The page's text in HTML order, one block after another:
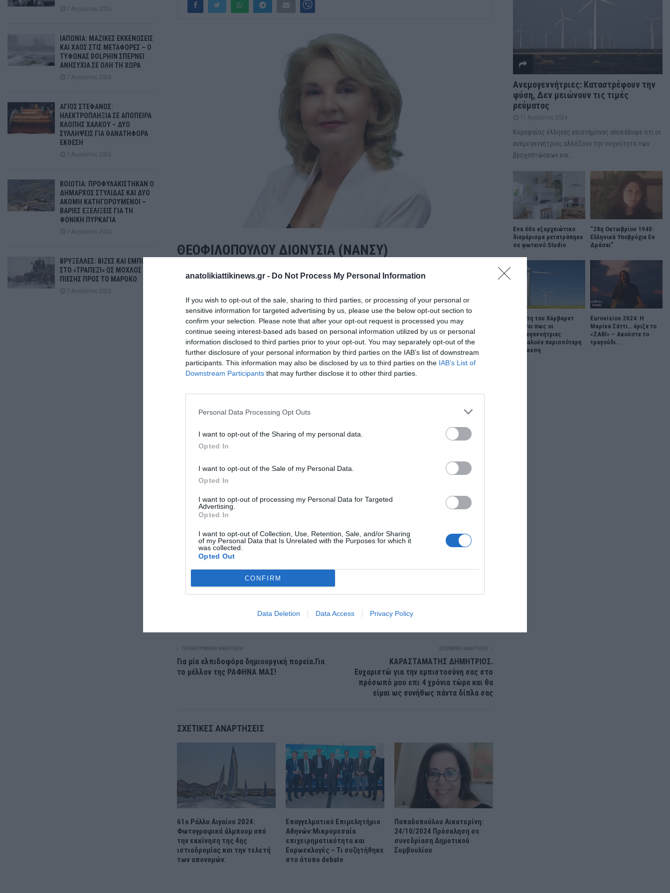
anatolikiattikinews.gr - Do Not Process My Personal Information
If you wish to opt-out of the sale, sharing to third parties, or processing of your personal or
sensitive information for targeted advertising by us, please use the below opt-out section to
confirm your selection. Please note that after your opt-out request is processed you may
continue seeing interest-based ads based on personal information utilized by us or personal
information disclosed to third parties prior to your opt-out. You may separately opt-out of the
further disclosure of your personal information by third parties on the IAB’s list of downstream
participants. This information may also be disclosed by us to third parties on the IAB’s List of
Downstream Participants that may further disclose it to other third parties.
Personal Data Processing Opt Outs
I want to opt-out of the Sharing of my personal data.
Opted In
I want to opt-out of the Sale of my Personal Data.
Opted In
I want to opt-out of processing my Personal Data for Targeted
Advertising.
Opted In
I want to opt-out of Collection, Use, Retention, Sale, and/or Sharing
of my Personal Data that Is Unrelated with the Purposes for which it
was collected.
Opted Out
CONFIRM
Data Deletion Data Access Privacy Policy
ΘΕΟΦΙΛΟΠΟΥΛΟΥ ΔΙΟΝΥΣΙΑ (ΝΑΝΣΥ)
40 χρόνια μόνιμος κάτοικος Ραφήνας
Πρώην υποψήφια βουλευτής Περιφέρειας Αττικής
Επιχειρηματίας
Ασφαλιστικός σύμβουλος
Μέλος σε διάφορες γυναικείες οργανώσεις
Η απόλυτη γυναικεία επιλογή
Η δική σου φωνή
Υποψήφια δημοτική σύμβουλος
ΠΡΟΗΓΟΎΜΕΝΗ ΑΝΆΡΤΗΣΗ
Για μία ελπιδοφόρα δημιουργική πορεία.Για
το μέλλον της ΡΑΦΗΝΑ ΜΑΣ!
ΕΠΌΜΕΝΗ ΑΝΆΡΤΗΣΗ
ΚΑΡΑΣΤΑΜΑΤΗΣ ΔΗΜΗΤΡΙΟΣ.
Ευχαριστώ για την εμπιστοσύνη σας στο
πρόσωπό μου επι 4 χρόνια τώρα και θα
είμαι ως συνήθως πάντα δίπλα σας
ΣΧΕΤΙΚΈΣ ΑΝΑΡΤΉΣΕΙΣ
61ο Ράλλυ Αιγαίου 2024:
Φωτογραφικά άλμπουμ από
την εκκίνηση της 4ης
ιστιοδρομίας και την τελετή
των απονομών.
Επαγγελματικό Επιμελητήριο
Αθηνών:Μικρομεσαία
επιχειρηματικότητα και
Ευρωεκλογές – Τι συζητήθηκε
στο άτυπο debate
Παπαδοπούλου Αικατερίνη:
24/10/2024 Πρόσκληση σε
συνεδρίαση Δημοτικού
Συμβουλίου
7 Αυγούστου 2026
ΙΑΠΩΝΙΑ: ΜΑΖΙΚΕΣ ΕΚΚΕΝΩΣΕΙΣ
ΚΑΙ ΧΑΟΣ ΣΤΙΣ ΜΕΤΑΦΟΡΕΣ – Ο
ΤΥΦΩΝΑΣ DOLPHIN ΣΠΕΡΝΕΙ
ΑΝΗΣΥΧΙΑ ΣΕ ΟΛΗ ΤΗ ΧΩΡΑ
7 Αυγούστου 2026
ΑΓΙΟΣ ΣΤΕΦΑΝΟΣ:
ΗΛΕΚΤΡΟΠΛΗΞΙΑ ΣΕ ΑΠΟΠΕΙΡΑ
ΚΛΟΠΗΣ ΧΑΛΚΟΥ – ΔΥΟ
ΣΥΛΛΗΨΕΙΣ ΓΙΑ ΘΑΝΑΤΗΦΟΡΑ
ΕΚΘΕΣΗ
7 Αυγούστου 2026
ΒΟΙΩΤΙΑ: ΠΡΟΦΥΛΑΚΙΣΤΗΚΑΝ Ο
ΔΗΜΑΡΧΟΣ ΣΤΥΛΙΔΑΣ ΚΑΙ ΔΥΟ
ΑΚΟΜΗ ΚΑΤΗΓΟΡΟΥΜΕΝΟΙ –
ΒΑΡΙΕΣ ΕΞΕΛΙΞΕΙΣ ΓΙΑ ΤΗ
ΦΟΝΙΚΗ ΠΥΡΚΑΓΙΑ
7 Αυγούστου 2026
ΒΡΥΞΕΛΛΕΣ: ΒΙΖΕΣ ΚΑΙ ΕΜΠΟΡΙΟ
ΣΤΟ «ΤΡΑΠΕΖΙ» ΩΣ ΜΟΧΛΟΣ
ΠΙΕΣΗΣ ΠΡΟΣ ΤΟ ΜΑΡΟΚΟ
7 Αυγούστου 2026
Ανεμογεννήτριες: Καταστρέφουν την
φύση, Δεν μειώνουν τις τιμές
ρεύματος
17 Αυγούστου 2024
Κορυφαίος έλληνας επιστήμονας αποκάλυψε ότι οι
ανεμογεννήτριες αλλάζουν την συχνότητα των
βροχοπτώσεων και...
Ένα 60s εξαρχειώτικο
διαμέρισμα μετατράπηκε
σε φωτεινό Studio
“28η Οκτωβρίου 1940:
Ελληνικά Υποβρύχια Εν
Δράσει”
Μελέτη του Χάρβαρντ
δείχνει πως οι
ανεμογεννήτριες
προκαλούν περισσότερη
θέρμανση
Eurovision 2024: Η
Μαρίνα Σάττι… έριξε το
«ZARI» – Ακούστε το
τραγούδι...